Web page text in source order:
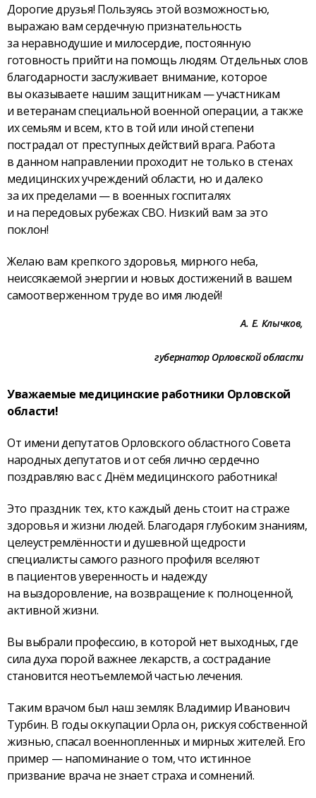
Дорогие друзья! Пользуясь этой возможностью,
выражаю вам сердечную признательность
за неравнодушие и милосердие, постоянную
готовность прийти на помощь людям. Отдельных слов
благодарности заслуживает внимание, которое
вы оказываете нашим защитникам — участникам
и ветеранам специальной военной операции, а также
их семьям и всем, кто в той или иной степени
пострадал от преступных действий врага. Работа
в данном направлении проходит не только в стенах
медицинских учреждений области, но и далеко
за их пределами — в военных госпиталях
и на передовых рубежах СВО. Низкий вам за это
поклон!
Желаю вам крепкого здоровья, мирного неба,
неиссякаемой энергии и новых достижений в вашем
самоотверженном труде во имя людей!
А. Е. Клычков,
губернатор Орловской области
Уважаемые медицинские работники Орловской
области!
От имени депутатов Орловского областного Совета
народных депутатов и от себя лично сердечно
поздравляю вас с Днём медицинского работника!
Это праздник тех, кто каждый день стоит на страже
здоровья и жизни людей. Благодаря глубоким знаниям,
целеустремлённости и душевной щедрости
специалисты самого разного профиля вселяют
в пациентов уверенность и надежду
на выздоровление, на возвращение к полноценной,
активной жизни.
Вы выбрали профессию, в которой нет выходных, где
сила духа порой важнее лекарств, а сострадание
становится неотъемлемой частью лечения.
Таким врачом был наш земляк Владимир Иванович
Турбин. В годы оккупации Орла он, рискуя собственной
жизнью, спасал военнопленных и мирных жителей. Его
пример — напоминание о том, что истинное
призвание врача не знает страха и сомнений.